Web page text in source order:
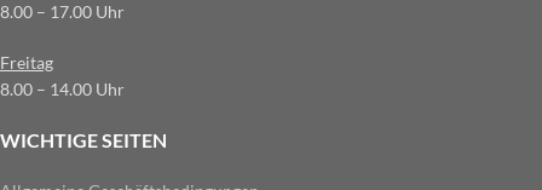
8.00 – 17.00 Uhr
Freitag
8.00 – 14.00 Uhr
WICHTIGE SEITEN